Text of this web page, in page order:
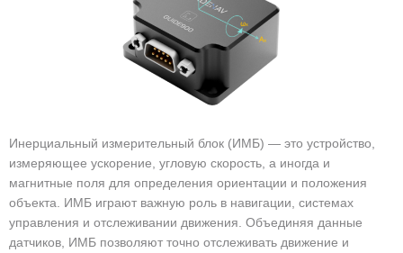
Инерциальный измерительный блок (ИМБ) — это устройство,
измеряющее ускорение, угловую скорость, а иногда и
магнитные поля для определения ориентации и положения
объекта. ИМБ играют важную роль в навигации, системах
управления и отслеживании движения. Объединяя данные
датчиков, ИМБ позволяют точно отслеживать движение и